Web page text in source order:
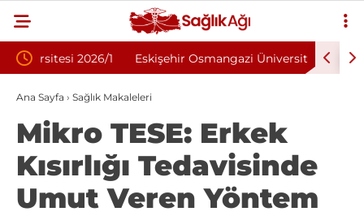
1 Eskişehir Osmangazi Üniversitesi 2026
Sözleşmeli Personel Alımı İlanı: 203 Kişi
Aranıyor
İnönü
Ana Sayfa › Sağlık Makaleleri
Mikro TESE: Erkek
Kısırlığı Tedavisinde
Umut Veren Yöntem